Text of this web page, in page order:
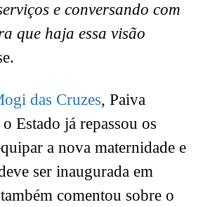
e conversando com
que haja essa visão
das Cruzes, Paiva
Estado já repassou os
a nova maternidade e
ser inaugurada em
comentou sobre o